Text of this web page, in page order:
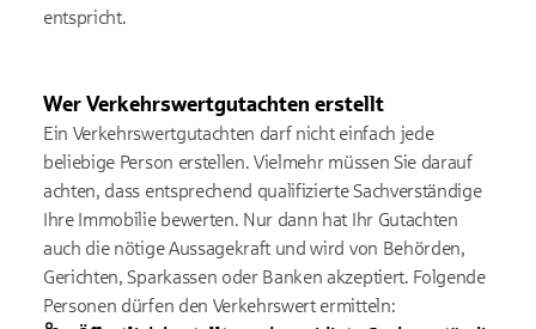
entspricht.
Wer Verkehrswertgutachten erstellt
Ein Verkehrswertgutachten darf nicht einfach jede
beliebige Person erstellen. Vielmehr müssen Sie darauf
achten, dass entsprechend qualifizierte Sachverständige
Ihre Immobilie bewerten. Nur dann hat Ihr Gutachten
auch die nötige Aussagekraft und wird von Behörden,
Gerichten, Sparkassen oder Banken akzeptiert. Folgende
Personen dürfen den Verkehrswert ermitteln: